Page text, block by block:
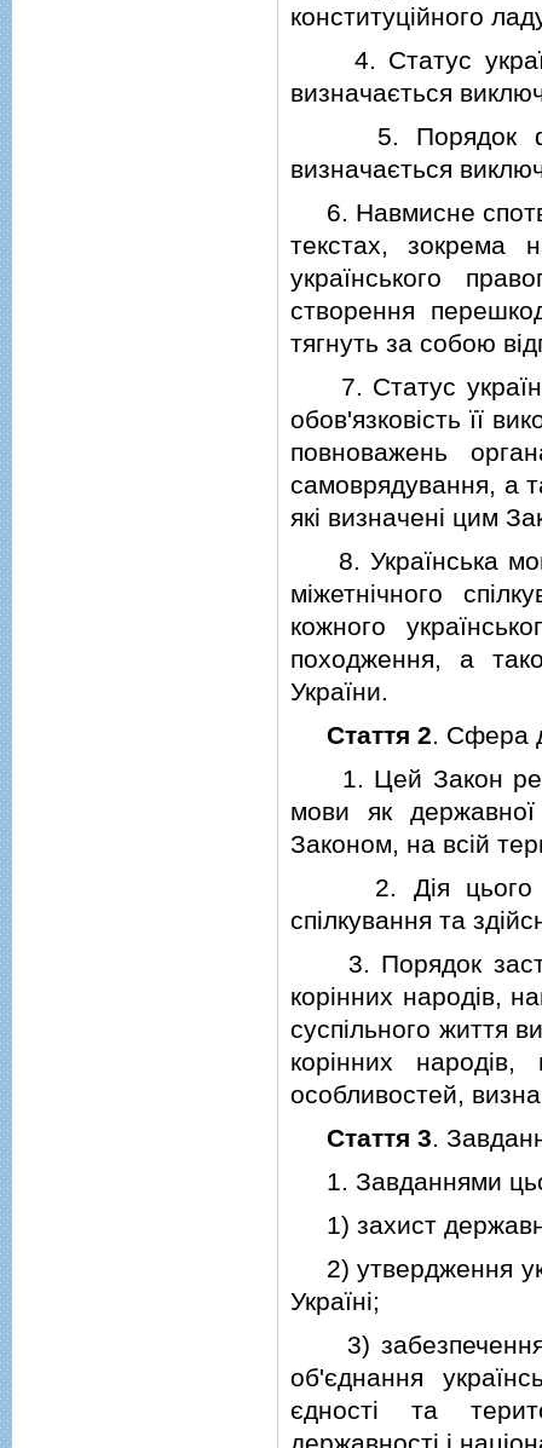
конституцiйного
4. Статус
визначається
5. Порядок
визначається
6. Навмисне
текстах, зокрема
українського
створення
тягнуть за собою
7. Статус
обов'язковiсть її
повноважень
самоврядування, а
якi визначенi цим
8. Українська
мiжетнiчного
кожного
походження, а
України.
Стаття 2. Сфера
1. Цей Закон
мови як
Законом, на всiй
2. Дiя цього
спiлкування та
3. Порядок
корiнних народiв,
суспiльного життя
корiнних народiв,
особливостей,
Стаття 3.
1. Завданнями
1) захист
2) утвердження
Українi;
3) забезпечення
об'єднання
єдностi та